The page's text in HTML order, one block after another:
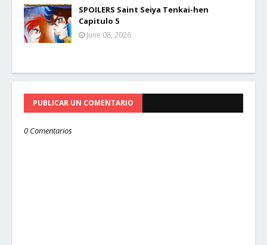
SPOILERS Saint Seiya Tenkai-hen
Capitulo 5
June 08, 2026
PUBLICAR UN COMENTARIO
0 Comentarios